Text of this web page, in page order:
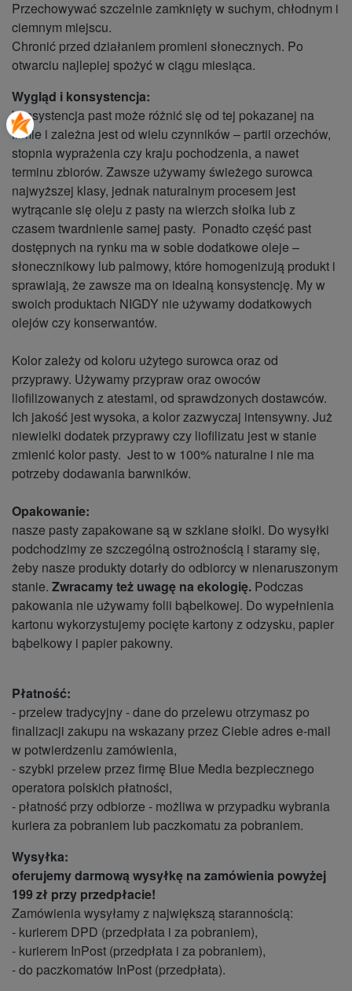
Przechowywać szczelnie zamknięty w suchym, chłodnym i
ciemnym miejscu.
Chronić przed działaniem promieni słonecznych. Po
otwarciu najlepiej spożyć w ciągu miesiąca.
Wygląd i konsystencja:
konsystencja past może różnić się od tej pokazanej na
filmie i zależna jest od wielu czynników – partii orzechów,
stopnia wyprażenia czy kraju pochodzenia, a nawet
terminu zbiorów. Zawsze używamy świeżego surowca
najwyższej klasy, jednak naturalnym procesem jest
wytrącanie się oleju z pasty na wierzch słoika lub z
czasem twardnienie samej pasty. Ponadto część past
dostępnych na rynku ma w sobie dodatkowe oleje –
słonecznikowy lub palmowy, które homogenizują produkt i
sprawiają, że zawsze ma on idealną konsystencję. My w
swoich produktach NIGDY nie używamy dodatkowych
olejów czy konserwantów.
Kolor zależy od koloru użytego surowca oraz od
przyprawy. Używamy przypraw oraz owoców
liofilizowanych z atestami, od sprawdzonych dostawców.
Ich jakość jest wysoka, a kolor zazwyczaj intensywny. Już
niewielki dodatek przyprawy czy liofilizatu jest w stanie
zmienić kolor pasty. Jest to w 100% naturalne i nie ma
potrzeby dodawania barwników.
Opakowanie:
nasze pasty zapakowane są w szklane słoiki. Do wysyłki
podchodzimy ze szczególną ostrożnością i staramy się,
żeby nasze produkty dotarły do odbiorcy w nienaruszonym
stanie. Zwracamy też uwagę na ekologię. Podczas
pakowania nie używamy folii bąbelkowej. Do wypełnienia
kartonu wykorzystujemy pocięte kartony z odzysku, papier
bąbelkowy i papier pakowny.
Płatność:
- przelew tradycyjny - dane do przelewu otrzymasz po
finalizacji zakupu na wskazany przez Ciebie adres e-mail
w potwierdzeniu zamówienia,
- szybki przelew przez firmę Blue Media bezpiecznego
operatora polskich płatności,
- płatność przy odbiorze - możliwa w przypadku wybrania
kuriera za pobraniem lub paczkomatu za pobraniem.
Wysyłka:
oferujemy darmową wysyłkę na zamówienia powyżej
199 zł przy przedpłacie!
Zamówienia wysyłamy z największą starannością:
- kurierem DPD (przedpłata i za pobraniem),
- kurierem InPost (przedpłata i za pobraniem),
- do paczkomatów InPost (przedpłata).